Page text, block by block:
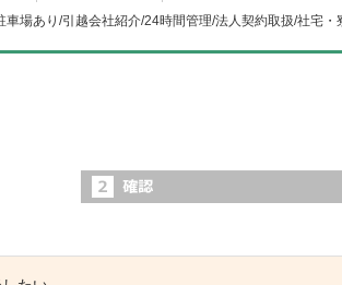
場あり/引越会社紹介/24時間管理/法人契約取扱/社宅